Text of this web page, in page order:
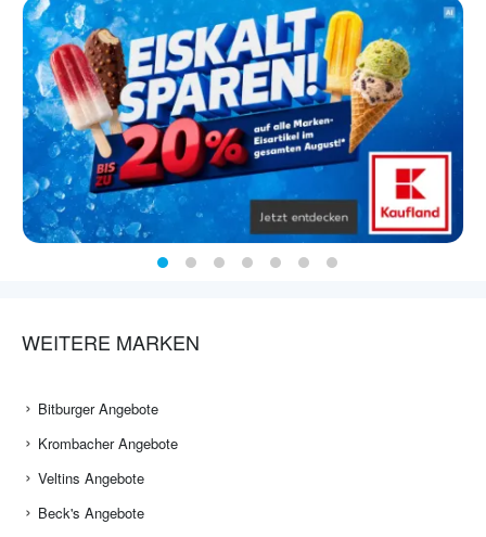
WEITERE MARKEN
Bitburger Angebote
Krombacher Angebote
Veltins Angebote
Beck's Angebote